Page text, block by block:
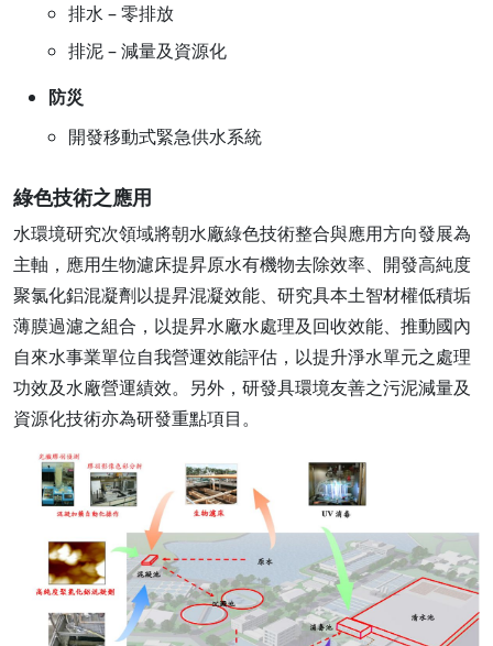
排水 – 零排放
排泥 – 減量及資源化
防災
開發移動式緊急供水系統
綠色技術之應用
水環境研究次領域將朝水廠綠色技術整合與應用方向發展為
主軸，應用生物濾床提昇原水有機物去除效率、開發高純度
聚氯化鋁混凝劑以提昇混凝效能、研究具本土智材權低積垢
薄膜過濾之組合，以提昇水廠水處理及回收效能、推動國內
自來水事業單位自我營運效能評估，以提升淨水單元之處理
功效及水廠營運績效。另外，研發具環境友善之污泥減量及
資源化技術亦為研發重點項目。